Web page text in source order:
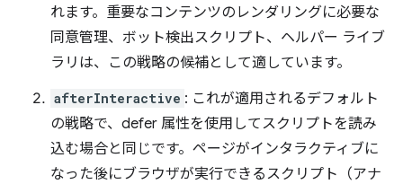
れます。重要なコンテンツのレンダリングに必要な
同意管理、ボット検出スクリプト、ヘルパー ライブ
ラリは、この戦略の候補として適しています。
afterInteractive : これが適用されるデフォルト
の戦略で、defer 属性を使用してスクリプトを読み
込む場合と同じです。ページがインタラクティブに
なった後にブラウザが実行できるスクリプト（アナ